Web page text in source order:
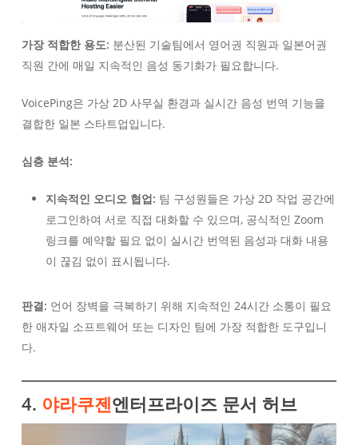
가장 적합한 용도: 분산된 기술팀에서 영어권 직원과 일본어권
직원 간에 매일 지속적인 음성 동기화가 필요합니다.
VoicePing은 가상 2D 사무실 환경과 실시간 음성 번역 기능을
결합한 일본 스타트업입니다.
심층 분석:
지속적인 오디오 협업: 팀 구성원들은 가상 2D 작업 공간에
로그인하여 서로 직접 대화할 수 있으며, 공식적인 Zoom
링크를 예약할 필요 없이 실시간 번역된 음성과 대화 내용
이 끊김 없이 표시됩니다.
판결: 언어 장벽을 극복하기 위해 지속적인 24시간 소통이 필요
한 애자일 소프트웨어 또는 디자인 팀에 가장 적합한 도구입니
다.
4. 야라쿠젠엔터프라이즈 문서 허브